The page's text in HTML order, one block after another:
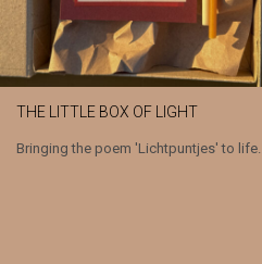
THE LITTLE BOX OF LIGHT
Bringing the poem 'Lichtpuntjes' to life.